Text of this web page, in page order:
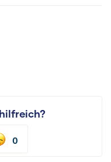
0